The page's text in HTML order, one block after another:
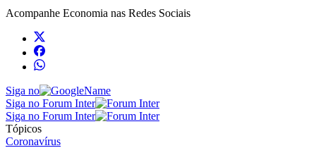
Acompanhe Economia nas Redes Sociais
Siga no
Siga no Forum Inter
Siga no Forum Inter
Tópicos
Coronavírus